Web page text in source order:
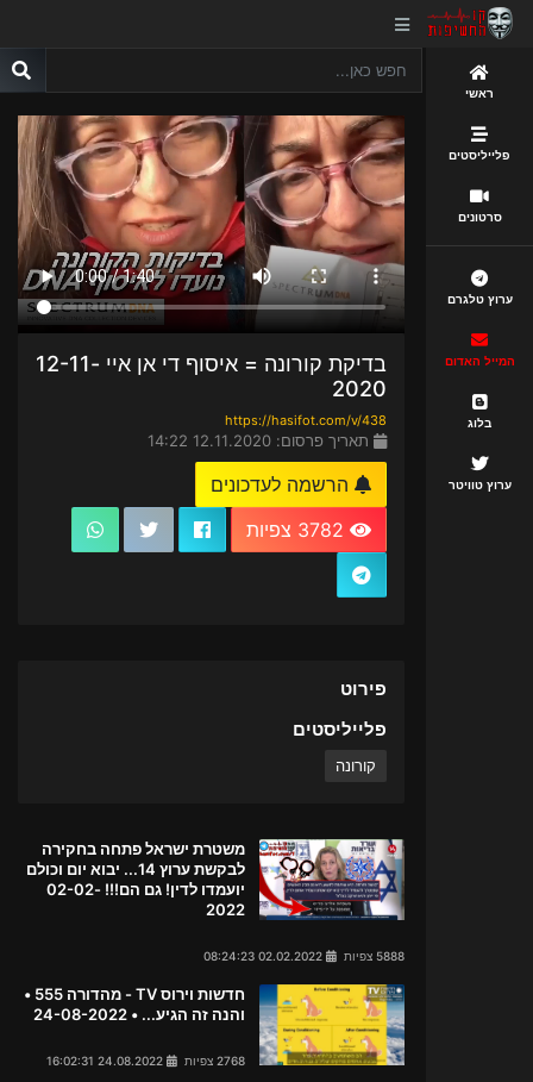
ראשי
פלייליסטים
סרטונים
ערוץ טלגרם
המייל האדום
בלוג
ערוץ טוויטר
בדיקת קורונה = איסוף די אן איי 12-11-
2020
https://hasifot.com/v/438
תאריך פרסום: 12.11.2020 14:22
הרשמה לעדכונים
פירוט
פלייליסטים
קורונה
משטרת ישראל פתחה בחקירה
לבקשת ערוץ 14... יבוא יום וכולם
יועמדו לדין! גם הם!!! 02-02-
2022
5888 צפיות
חדשות וירוס TV - מהדורה 555 •
והנה זה הגיע... • 24-08-2022
2768 צפיות